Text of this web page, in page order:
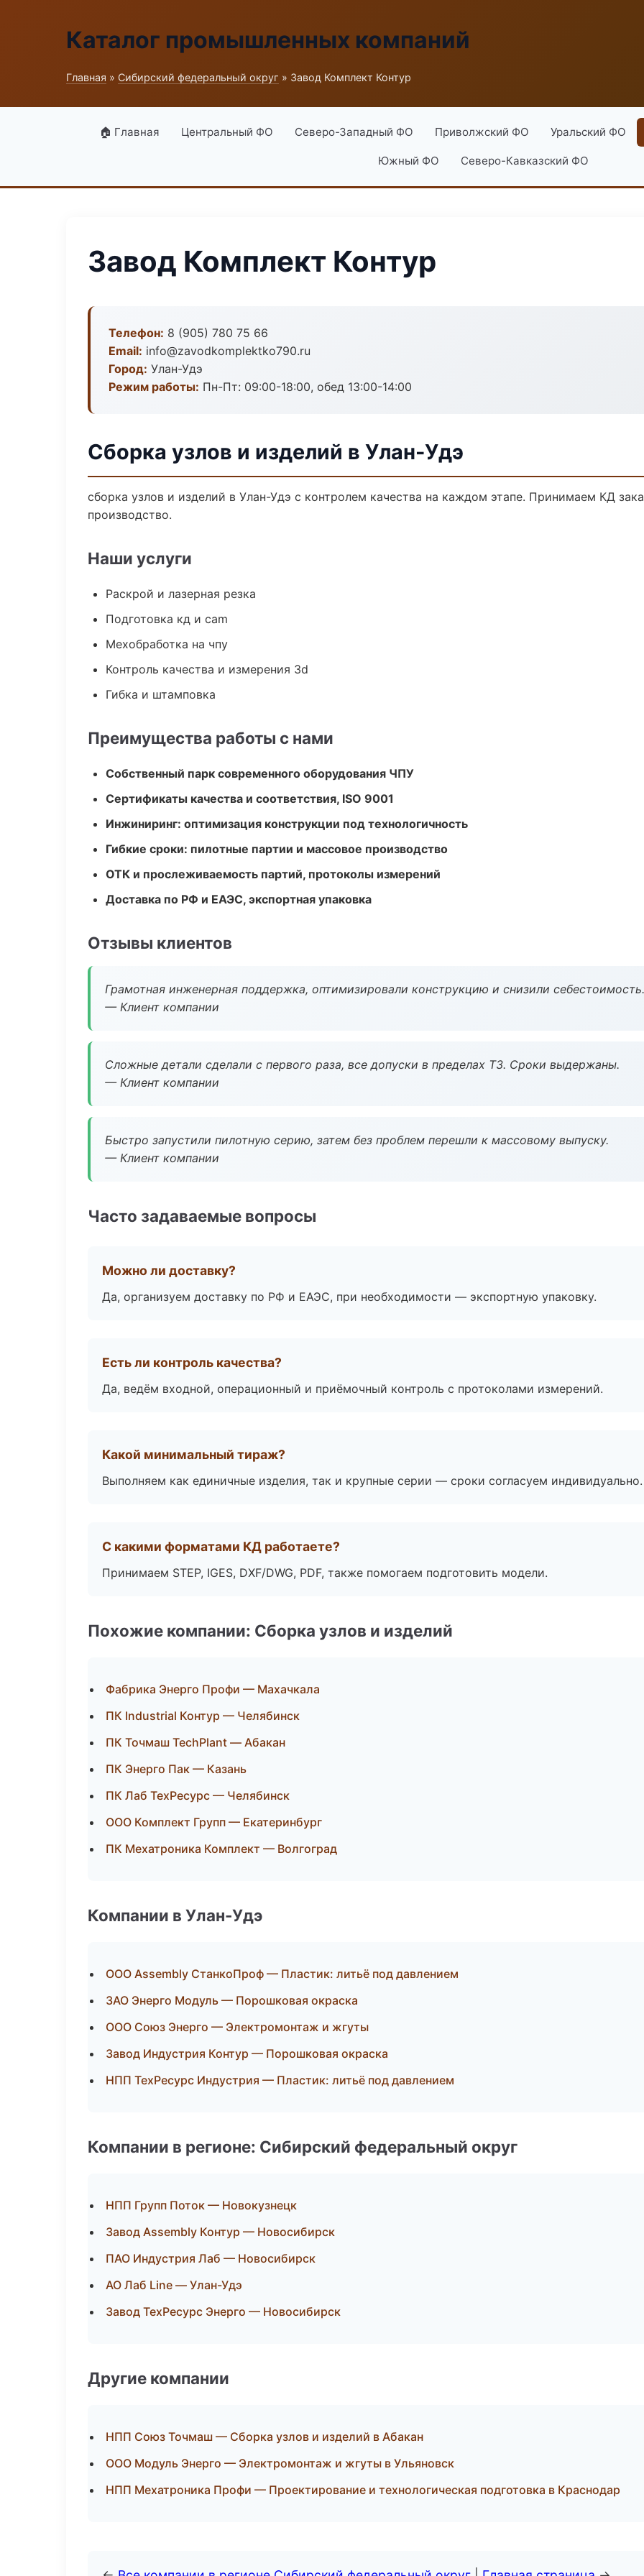
Каталог промышленных компаний
Главная » Сибирский федеральный округ » Завод Комплект Контур
🏠 Главная Центральный ФО Северо-Западный ФО Приволжский ФО Уральский ФО
Южный ФО Северо-Кавказский ФО
Завод Комплект Контур
Телефон: 8 (905) 780 75 66
Email: info@zavodkomplektko790.ru
Город: Улан-Удэ
Режим работы: Пн-Пт: 09:00-18:00, обед 13:00-14:00
Сборка узлов и изделий в Улан-Удэ
сборка узлов и изделий в Улан-Удэ с контролем качества на каждом этапе. Принимаем КД
производство.
Наши услуги
Раскрой и лазерная резка
Подготовка кд и cam
Мехобработка на чпу
Контроль качества и измерения 3d
Гибка и штамповка
Преимущества работы с нами
Собственный парк современного оборудования ЧПУ
Сертификаты качества и соответствия, ISO 9001
Инжиниринг: оптимизация конструкции под технологичность
Гибкие сроки: пилотные партии и массовое производство
ОТК и прослеживаемость партий, протоколы измерений
Доставка по РФ и ЕАЭС, экспортная упаковка
Отзывы клиентов
Грамотная инженерная поддержка, оптимизировали конструкцию и снизили себестоимость.
— Клиент компании
Сложные детали сделали с первого раза, все допуски в пределах ТЗ. Сроки выдержаны.
— Клиент компании
Быстро запустили пилотную серию, затем без проблем перешли к массовому выпуску.
— Клиент компании
Часто задаваемые вопросы
Можно ли доставку?
Да, организуем доставку по РФ и ЕАЭС, при необходимости — экспортную упаковку.
Есть ли контроль качества?
Да, ведём входной, операционный и приёмочный контроль с протоколами измерений.
Какой минимальный тираж?
Выполняем как единичные изделия, так и крупные серии — сроки согласуем индивидуально.
С какими форматами КД работаете?
Принимаем STEP, IGES, DXF/DWG, PDF, также помогаем подготовить модели.
Похожие компании: Сборка узлов и изделий
Фабрика Энерго Профи — Махачкала
ПК Industrial Контур — Челябинск
ПК Точмаш TechPlant — Абакан
ПК Энерго Пак — Казань
ПК Лаб ТехРесурс — Челябинск
ООО Комплект Групп — Екатеринбург
ПК Мехатроника Комплект — Волгоград
Компании в Улан-Удэ
ООО Assembly СтанкоПроф — Пластик: литьё под давлением
ЗАО Энерго Модуль — Порошковая окраска
ООО Союз Энерго — Электромонтаж и жгуты
Завод Индустрия Контур — Порошковая окраска
НПП ТехРесурс Индустрия — Пластик: литьё под давлением
Компании в регионе: Сибирский федеральный округ
НПП Групп Поток — Новокузнецк
Завод Assembly Контур — Новосибирск
ПАО Индустрия Лаб — Новосибирск
АО Лаб Line — Улан-Удэ
Завод ТехРесурс Энерго — Новосибирск
Другие компании
НПП Союз Точмаш — Сборка узлов и изделий в Абакан
ООО Модуль Энерго — Электромонтаж и жгуты в Ульяновск
НПП Мехатроника Профи — Проектирование и технологическая подготовка в Краснодар